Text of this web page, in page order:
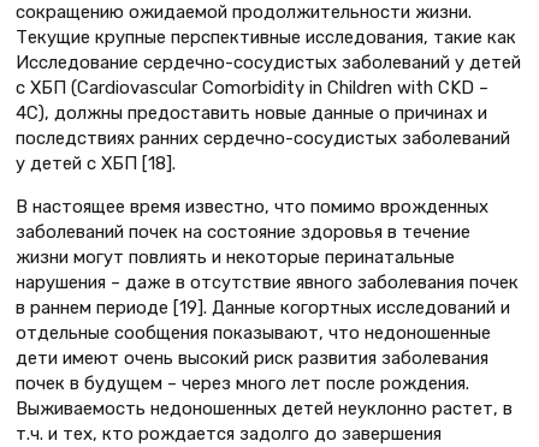
сокращению ожидаемой продолжительности жизни.
Текущие крупные перспективные исследования, такие как
Исследование сердечно-сосудистых заболеваний у детей
с ХБП (Cardiovascular Comorbidity in Children with CKD –
4C), должны предоставить новые данные о причинах и
последствиях ранних сердечно-сосудистых заболеваний
у детей с ХБП [18].
В настоящее время известно, что помимо врожденных
заболеваний почек на состояние здоровья в течение
жизни могут повлиять и некоторые перинатальные
нарушения – даже в отсутствие явного заболевания почек
в раннем периоде [19]. Данные когортных исследований и
отдельные сообщения показывают, что недоношенные
дети имеют очень высокий риск развития заболевания
почек в будущем – через много лет после рождения.
Выживаемость недоношенных детей неуклонно растет, в
т.ч. и тех, кто рождается задолго до завершения